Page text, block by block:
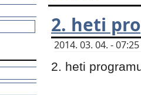
2. heti
2014. 03. 04. -
2. heti